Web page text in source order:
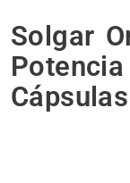
Solgar